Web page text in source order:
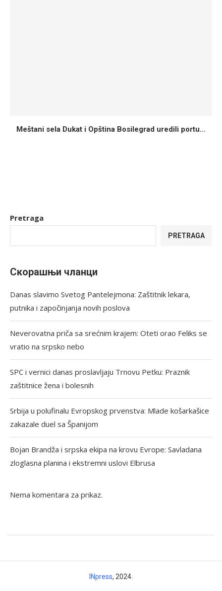
Meštani sela Dukat i Opština Bosilegrad uredili portu...
Pretraga
PRETRAGA
Скорашњи чланци
Danas slavimo Svetog Pantelejmona: Zaštitnik lekara,
putnika i započinjanja novih poslova
Neverovatna priča sa srećnim krajem: Oteti orao Feliks se
vratio na srpsko nebo
SPC i vernici danas proslavljaju Trnovu Petku: Praznik
zaštitnice žena i bolesnih
Srbija u polufinalu Evropskog prvenstva: Mlade košarkašice
zakazale duel sa Španijom
Bojan Brandža i srpska ekipa na krovu Evrope: Savladana
zloglasna planina i ekstremni uslovi Elbrusa
Nema komentara za prikaz.
INpress, 2024.